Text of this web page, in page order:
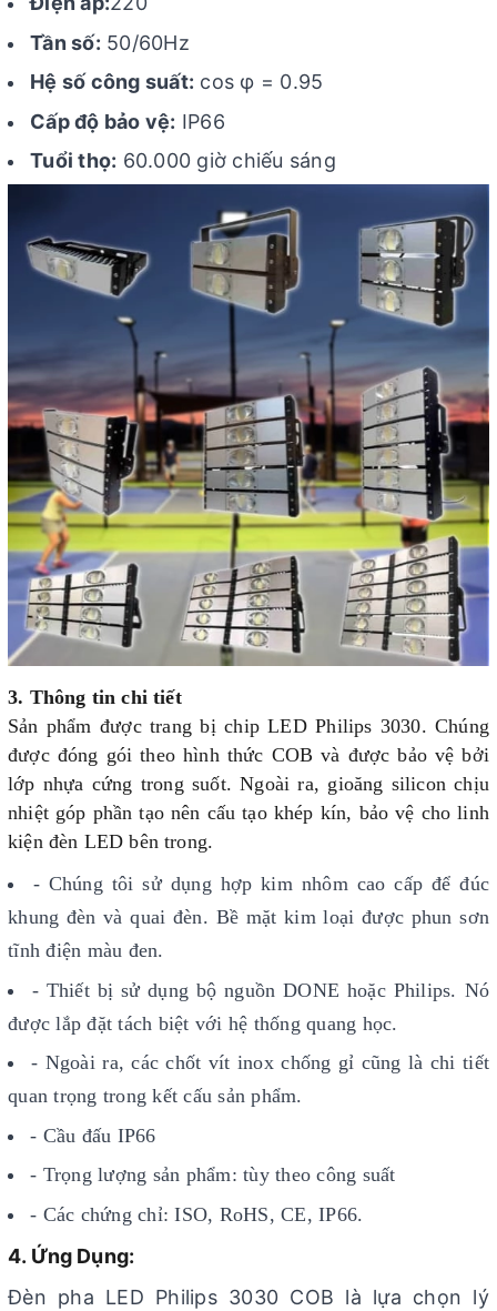
Tần số: 50/60Hz
Hệ số công suất: cos φ = 0.95
Cấp độ bảo vệ: IP66
Tuổi thọ: 60.000 giờ chiếu sáng
3. Thông tin chi tiết
Sản phẩm được trang bị chip LED Philips 3030. Chúng
được đóng gói theo hình thức COB và được bảo vệ bởi
lớp nhựa cứng trong suốt. Ngoài ra, gioăng silicon chịu
nhiệt góp phần tạo nên cấu tạo khép kín, bảo vệ cho linh
kiện đèn LED bên trong.
- Chúng tôi sử dụng hợp kim nhôm cao cấp để đúc
khung đèn và quai đèn. Bề mặt kim loại được phun sơn
tĩnh điện màu đen.
- Thiết bị sử dụng bộ nguồn DONE hoặc Philips. Nó
được lắp đặt tách biệt với hệ thống quang học.
- Ngoài ra, các chốt vít inox chống gỉ cũng là chi tiết
quan trọng trong kết cấu sản phẩm.
- Cầu đấu IP66
- Trọng lượng sản phẩm: tùy theo công suất
- Các chứng chỉ: ISO, RoHS, CE, IP66.
4. Ứng Dụng:
Đèn pha LED Philips 3030 COB là lựa chọn lý